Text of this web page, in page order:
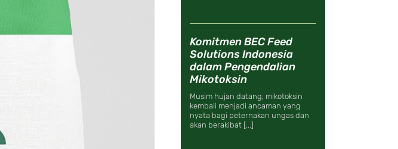
Komitmen BEC Feed
Solutions Indonesia
dalam Pengendalian
Mikotoksin
Musim hujan datang, mikotoksin
kembali menjadi ancaman yang
nyata bagi peternakan ungas dan
akan berakibat [...]